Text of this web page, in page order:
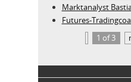
Marktanalyst
Futures-
1 of 3